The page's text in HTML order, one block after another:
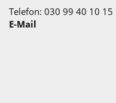
Telefon: 030 99 40 10 15
E-Mail